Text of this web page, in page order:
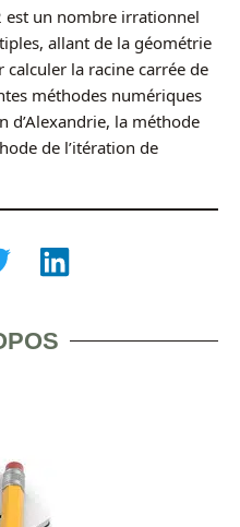
est un nombre irrationnel
allant de la géométrie
la racine carrée de
méthodes numériques
d’Alexandrie, la méthode
de l’itération de